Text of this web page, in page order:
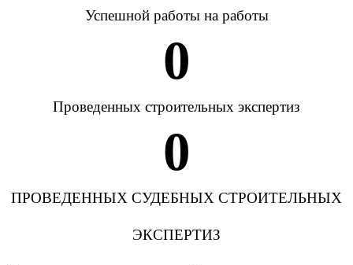
Успешной работы на работы
0
Проведенных строительных экспертиз
0
ПРОВЕДЕННЫХ СУДЕБНЫХ СТРОИТЕЛЬНЫХ
ЭКСПЕРТИЗ